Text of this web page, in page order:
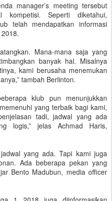
manager’s meeting tersebut
Seperti diketahui,
telah mendapatkan informasi
Mana-mana saja yang
banyak hal. Misalnya
kami berusaha menemukan
tambah Berlinton.
klub pun menunjukkan
yang terbaik bagi kami,
tadi, jadwal yang ada
logis,” jelas Achmad Haris,
yang ada. Tapi kami juga
Ada beberapa pekan yang
Bento Madubun, media officer